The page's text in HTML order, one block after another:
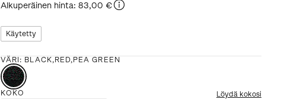
Alkuperäinen hinta: 83,00 €
Käytetty
VÄRI : BLACK,RED,PEA GREEN
KOKO Löydä kokosi